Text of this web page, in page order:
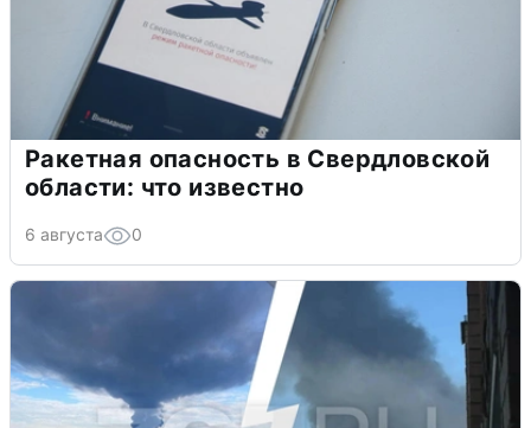
Ракетная опасность в Свердловской
области: что известно
6 августа 0